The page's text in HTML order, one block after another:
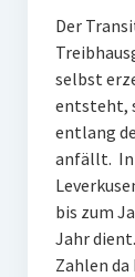
Der
selbst
entsteht,
entlang
anfällt. In
bis zum
Jahr
Zahlen da